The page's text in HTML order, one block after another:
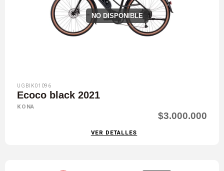
NO DISPONIBLE
UGBIK01096
Ecoco black 2021
KONA
$3.000.000
VER DETALLES